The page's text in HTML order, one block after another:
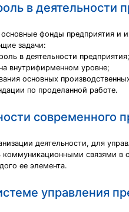
в деятельности
фонды предприятия и
задачи:
в деятельности предприятия;
внутрифирменном уровне;
основных
по проделанной работе.
современного
деятельности, для
связями
ее элемента.
управления